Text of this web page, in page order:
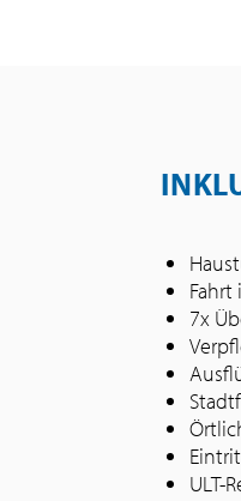
Fahrt
7x
ULT-